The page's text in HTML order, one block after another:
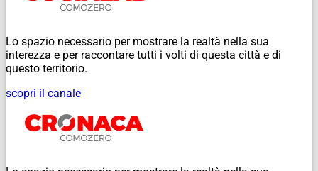
Lo spazio necessario per mostrare la realtà nella sua
interezza e per raccontare tutti i volti di questa città e di
questo territorio.
scopri il canale